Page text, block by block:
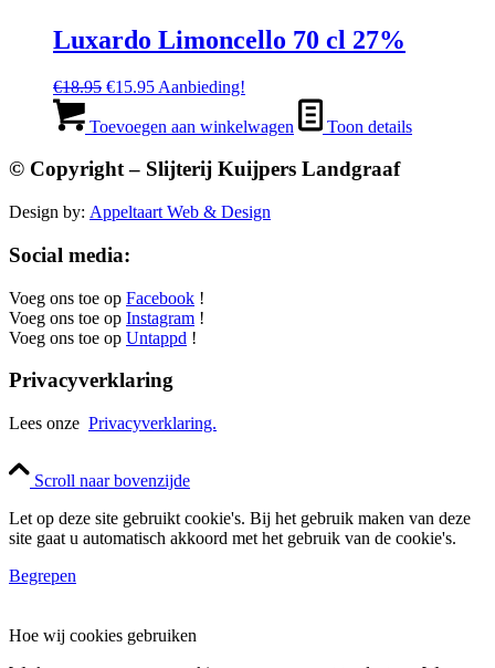
Luxardo Limoncello 70 cl 27%
€18.95 Oorspronkelijke
was:
€15.95Huidige
is:
Aanbieding!
Toevoegen aan winkelwagen Toon details
© Copyright – Slijterij Kuijpers Landgraaf
Design by: Appeltaart Web & Design
Social media:
Voeg ons toe op Facebook !
Voeg ons toe op Instagram !
Voeg ons toe op Untappd !
Privacyverklaring
Lees onze Privacyverklaring.
Scroll naar bovenzijde
Let op deze site gebruikt cookie's. Bij het gebruik maken van deze
site gaat u automatisch akkoord met het gebruik van de cookie's.
Begrepen
Hoe wij cookies gebruiken